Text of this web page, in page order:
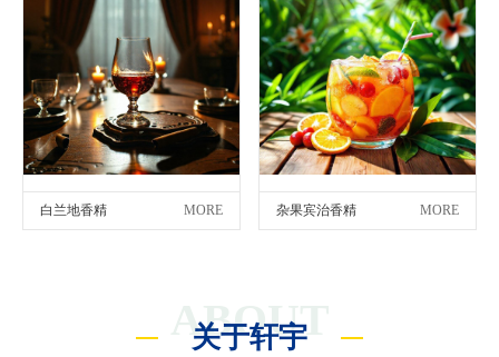
白兰地香精 MORE 杂果宾治香精 MORE
ABOUT
关于轩宇